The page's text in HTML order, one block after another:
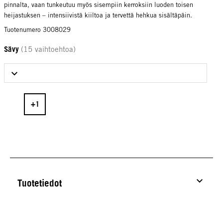
pinnalta, vaan tunkeutuu myös sisempiin kerroksiin luoden toisen
heijastuksen – intensiivistä kiiltoa ja tervettä hehkua sisältäpäin.
Tuotenumero 3008029
Sävy (15 vaihtoehtoa)
Tuotetiedot